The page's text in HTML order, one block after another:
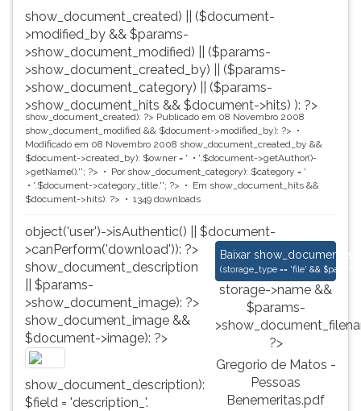
show_document_created) || ($document-
>modified_by && $params-
>show_document_modified) || ($params-
>show_document_created_by) || ($params-
>show_document_category) || ($params-
>show_document_hits && $document->hits) ): ?>
show_document_created): ?> Publicado em 08 Novembro 2008
show_document_modified && $document->modified_by): ?>
Modificado em 08 Novembro 2008 show_document_created_by &&
$document->created_by): $owner = '
'.$document->getAuthor()-
>getName().''; ?> Por show_document_category): $category = '
'.$document->category_title.''; ?> Em show_document_hits &&
$document->hits): ?>
1349 downloads
object('user')->isAuthentic() || $document-
>canPerform('download')): ?>
Baixar Gregorio de Matos
(storage_type == 'file' &&
storage->name &&
$params-
?>
Gregorio de Matos -
Pessoas
Benemeritas.pdf
show_document_description
|| $params-
>show_document_image): ?>
show_document_image &&
$document->image): ?>
show_document_description):
$field = 'description_'.